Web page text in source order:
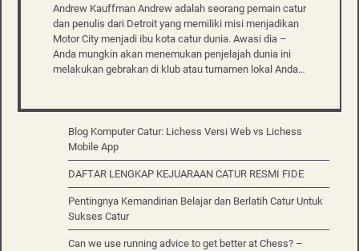
Andrew Kauffman Andrew adalah seorang pemain catur
dan penulis dari Detroit yang memiliki misi menjadikan
Motor City menjadi ibu kota catur dunia. Awasi dia –
Anda mungkin akan menemukan penjelajah dunia ini
melakukan gebrakan di klub atau turnamen lokal Anda…
Blog Komputer Catur: Lichess Versi Web vs Lichess
Mobile App
DAFTAR LENGKAP KEJUARAAN CATUR RESMI FIDE
Pentingnya Kemandirian Belajar dan Berlatih Catur Untuk
Sukses Catur
Can we use running advice to get better at Chess? –